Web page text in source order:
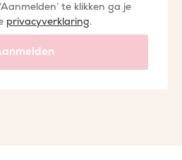
te klikken ga je
privacyverklaring.